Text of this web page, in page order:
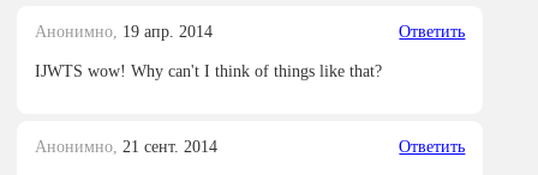
Анонимно, 19 апр. 2014 Ответить
IJWTS wow! Why can't I think of things like that?
Анонимно, 21 сент. 2014 Ответить